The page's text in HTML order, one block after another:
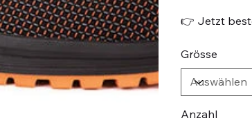
👉 Jetzt
Grösse
Anzahl